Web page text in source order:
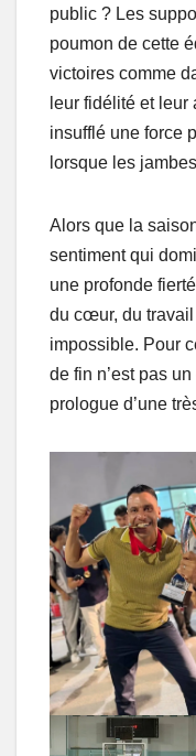
public ? Les
poumon de cette
victoires comme
leur fidélité et
insufflé une force
lorsque les
Alors que la
sentiment qui
une profonde
du cœur, du travail
impossible. Pour
de fin n’est pas
prologue d’une